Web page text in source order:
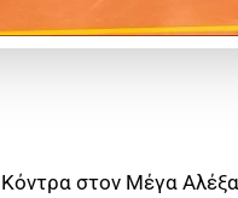
Κόντρα στον Μέγα